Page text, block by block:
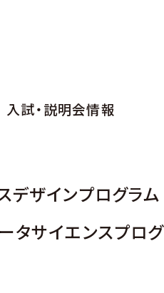
入試・説明会情報
デザインプログラム
タサイエンスプロ